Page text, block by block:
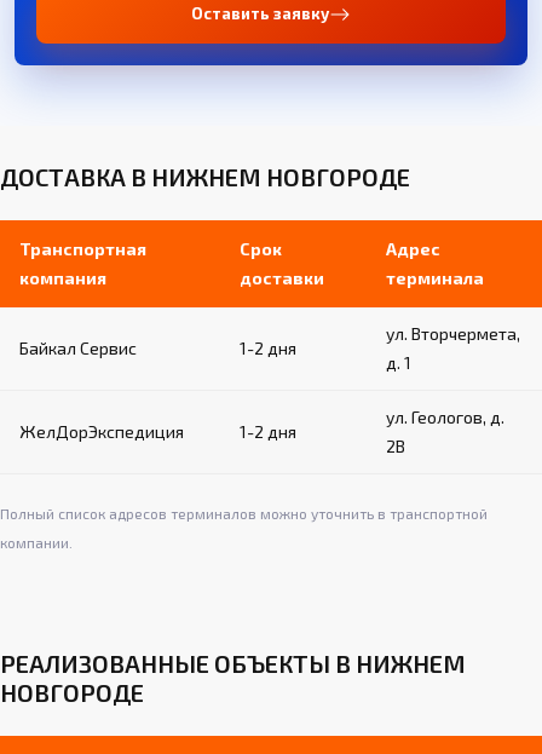
Оставить заявку
ДОСТАВКА В НИЖНЕМ НОВГОРОДЕ
Транспортная
компания
Срок
доставки
Адрес
терминала
Байкал Сервис 1-2 дня
ул. Вторчермета,
д. 1
ЖелДорЭкспедиция 1-2 дня
ул. Геологов, д.
2В
Полный список адресов терминалов можно уточнить в транспортной
компании.
РЕАЛИЗОВАННЫЕ ОБЪЕКТЫ В НИЖНЕМ
НОВГОРОДЕ